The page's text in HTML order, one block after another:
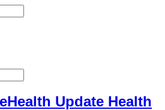
Health Update Health